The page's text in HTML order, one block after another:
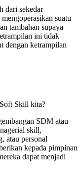
dari sekedar
suatu
tambahan supaya
ini tidak
dengan ketrampilan
Skill kita?
SDM atau
skill,
atau personal
kepada pimpinan
dapat menjadi